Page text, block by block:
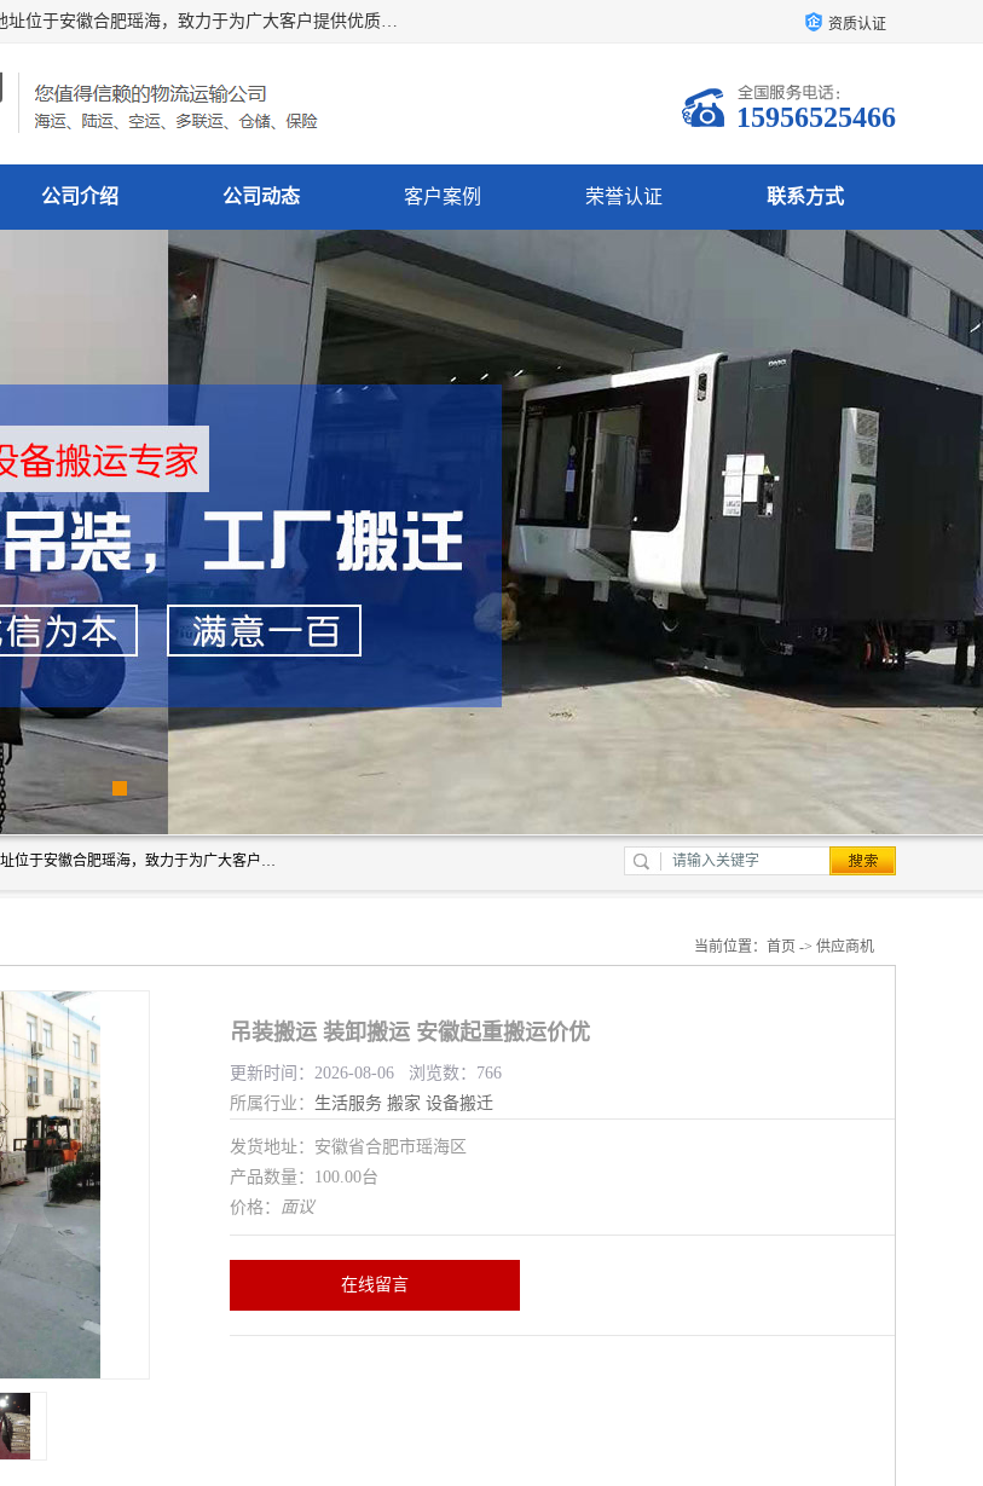
安徽信多多吊装搬运有限公司，主营吊装搬运,工厂搬迁，叉车出租，公司地址位于安徽合肥瑶海，致力于为广大客户提供优质的产品/服务，如果您对我公司的产品服务感兴趣，请联系[安徽信多多吊装搬运有限公司]，期待您的来电。 资质认证
15956525466
公司介绍 公司动态 客户案例 荣誉认证 联系方式
安徽信多多吊装搬运有限公司，主营吊装搬运,工厂搬迁，叉车出租，公司地址位于安徽合肥瑶海，致力于为广大客户提供优质的产品/服务，如果您对我公司的产品服务感兴趣，请联系[安徽信多多吊装搬运有限公司]，期待您的来电。
当前位置： 首页 -> 供应商机
吊装搬运 装卸搬运 安徽起重搬运价优
更新时间：2026-08-06 浏览数：766
所属行业： 生活服务 搬家 设备搬迁
发货地址：安徽省合肥市瑶海区
产品数量：100.00台
价格： 面议
在线留言